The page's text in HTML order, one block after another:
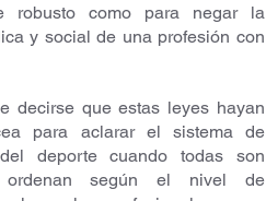
robusto como para negar la
y social de una profesión con
decirse que estas leyes hayan
para aclarar el sistema de
deporte cuando todas son
ordenan según el nivel de